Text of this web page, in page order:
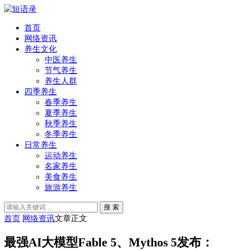
首页
网络资讯
养生文化
中医养生
节气养生
养生人群
四季养生
春季养生
夏季养生
秋季养生
冬季养生
日常养生
运动养生
名家养生
美食养生
旅游养生
搜 索
首页 网络资讯文章正文
最强AI大模型Fable 5、Mythos 5发布：